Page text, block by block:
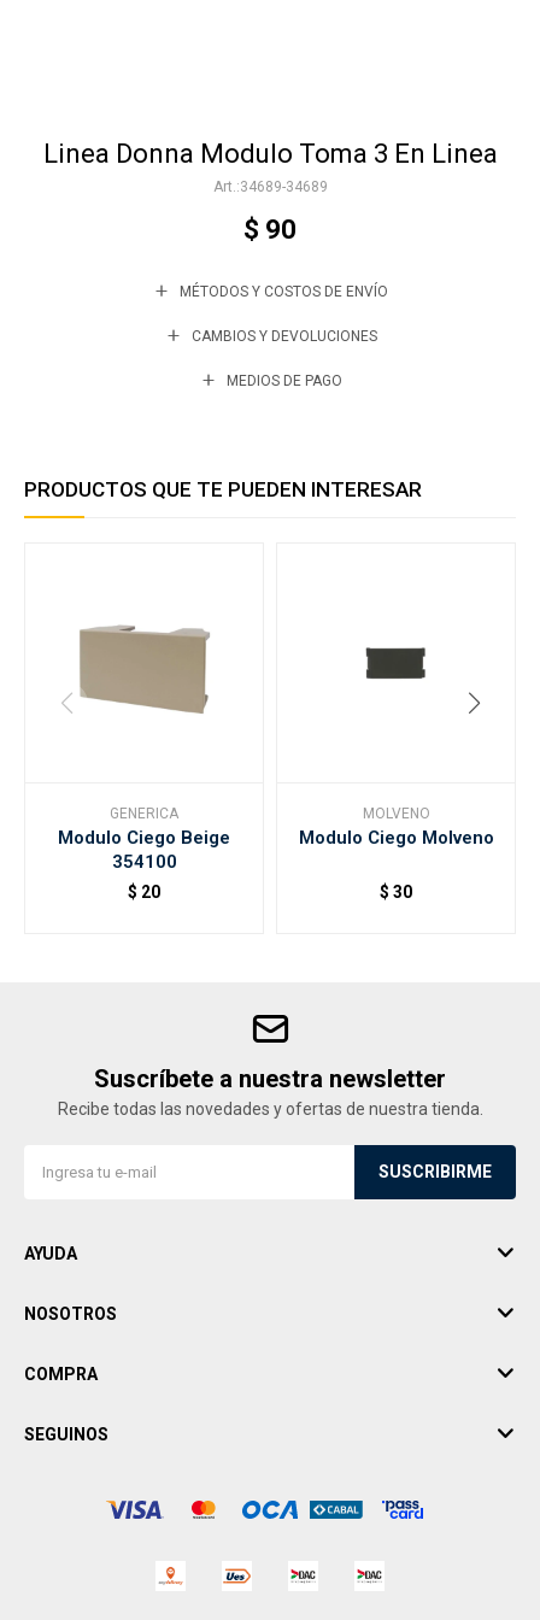
Linea Donna Modulo Toma 3 En Linea
34689-34689
$ 90
MÉTODOS Y COSTOS DE ENVÍO
CAMBIOS Y DEVOLUCIONES
MEDIOS DE PAGO
PRODUCTOS QUE TE PUEDEN INTERESAR
GENERICA
Modulo Ciego Beige
354100
$ 20
MOLVENO
Modulo Ciego Molveno
$ 30
Suscríbete a nuestra newsletter
Recibe todas las novedades y ofertas de nuestra tienda.
SUSCRIBIRME
AYUDA
NOSOTROS
COMPRA
SEGUINOS
Varios